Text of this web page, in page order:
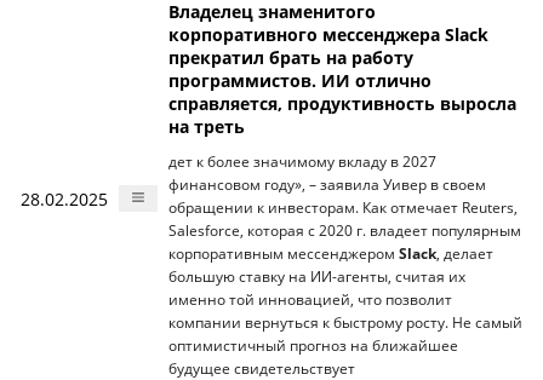
28.02.2025
Владелец знаменитого
корпоративного мессенджера Slack
прекратил брать на работу
программистов. ИИ отлично
справляется, продуктивность выросла
на треть
дет к более значимому вкладу в 2027
финансовом году», – заявила Уивер в своем
обращении к инвесторам. Как отмечает Reuters,
Salesforce, которая с 2020 г. владеет популярным
корпоративным мессенджером Slack, делает
большую ставку на ИИ-агенты, считая их
именно той инновацией, что позволит
компании вернуться к быстрому росту. Не самый
оптимистичный прогноз на ближайшее
будущее свидетельствует